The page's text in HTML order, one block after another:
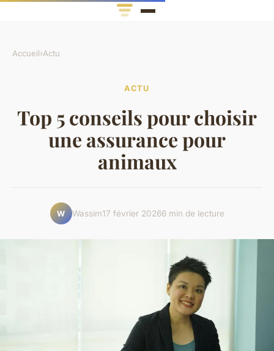
Accueil›Actu
ACTU
Top 5 conseils pour choisir
une assurance pour
animaux
W Wassim17 février 20266 min de lecture